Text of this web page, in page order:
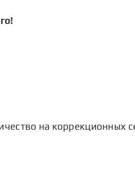
на коррекционных
на
5